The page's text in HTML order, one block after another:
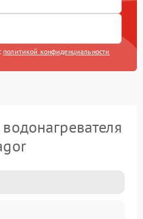
политикой конфиденциальности